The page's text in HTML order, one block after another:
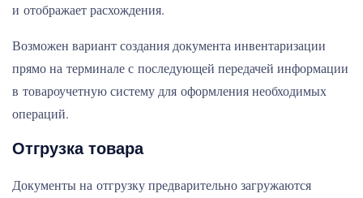
и отображает расхождения.
Возможен вариант создания документа инвентаризации
прямо на терминале с последующей передачей информации
в товароучетную систему для оформления необходимых
операций.
Отгрузка товара
Документы на отгрузку предварительно загружаются